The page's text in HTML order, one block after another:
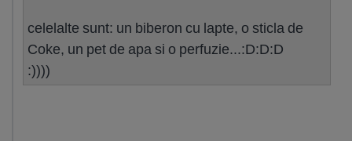
celelalte sunt: un biberon cu lapte, o sticla de
Coke, un pet de apa si o perfuzie...:D:D:D
:))))